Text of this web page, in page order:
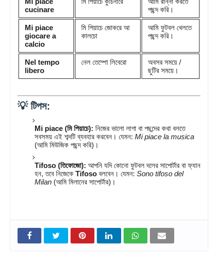
cucinare
পছন্দ করি।
Mi piace
giocare a
calcio
মি পিয়াচে জোকরে আ
কালচো
আমি ফুটবল খেলতে
পছন্দ করি।
Nel tempo
libero
নেল তেম্পো লিবেরো
অবসর সময়ে /
ছুটির সময়ে।
💡 টিপস:
Mi piace (মি পিয়াচে): নিজের ভালো লাগা বা পছন্দের কথা বলতে
সবসময় এই শব্দটি ব্যবহার করবেন। যেমন: Mi piace la musica
(আমি মিউজিক পছন্দ করি)।
Tifoso (তিফোজো): আপনি যদি কোনো ফুটবল দলের সাপোর্টার বা ফ্যান
হন, তবে নিজেকে Tifoso বলবেন। যেমন: Sono tifoso del
Milan (আমি মিলানের সাপোর্টার)।